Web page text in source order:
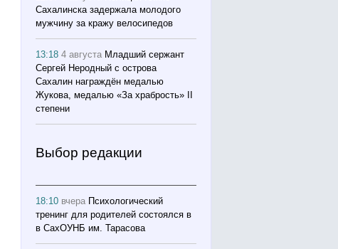
Сахалинска задержала молодого
мужчину за кражу велосипедов
13:184 августа Младший сержант
Сергей Неродный с острова
Сахалин награждён медалью
Жукова, медалью «За храбрость» II
степени
Выбор редакции
18:10 вчера Психологический
тренинг для родителей состоялся в
в СахОУНБ им. Тарасова